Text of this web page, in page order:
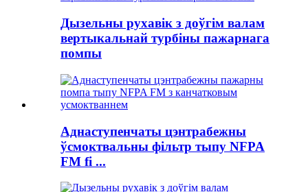
Дызельны рухавік з доўгім валам
вертыкальнай турбіны пажарнага
помпы
Аднаступенчаты цэнтрабежны
ўсмоктвальны фільтр тыпу NFPA
FM fi ...